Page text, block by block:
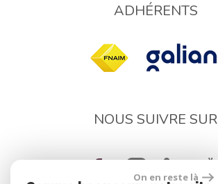
ADHÉRENTS
NOUS SUIVRE SUR
On en reste là